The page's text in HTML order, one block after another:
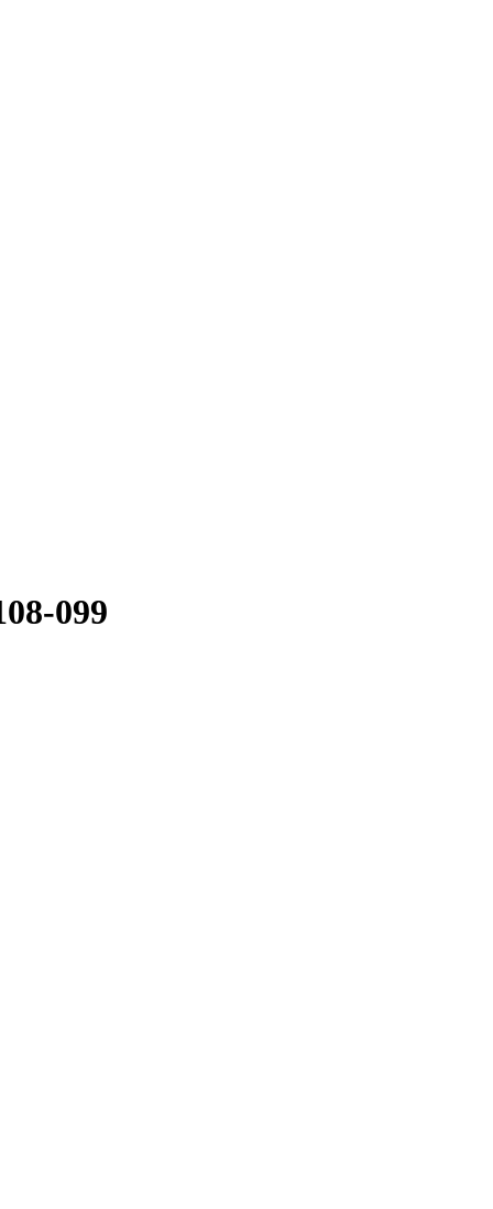
099